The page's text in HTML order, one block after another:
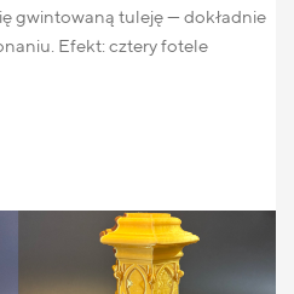
gwintowaną tuleję — dokładnie
Efekt: cztery fotele